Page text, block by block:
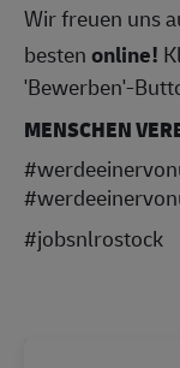
Wir freuen uns
bestenonline!
'Bewerben'-
MENSCHEN
#jobsnlrostock